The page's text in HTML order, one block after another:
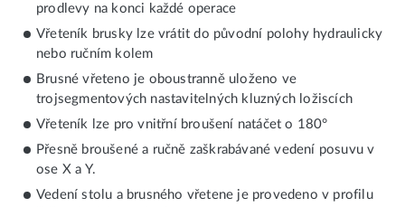
prodlevy na konci každé operace
Vřeteník brusky lze vrátit do původní polohy hydraulicky
nebo ručním kolem
Brusné vřeteno je oboustranně uloženo ve
trojsegmentových nastavitelných kluzných ložiscích
Vřeteník lze pro vnitřní broušení natáčet o 180°
Přesně broušené a ručně zaškrabávané vedení posuvu v
ose X a Y.
Vedení stolu a brusného vřetene je provedeno v profilu